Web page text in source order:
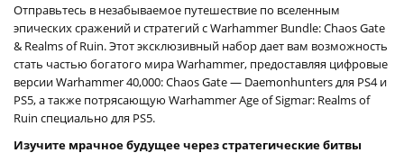
Отправьтесь в незабываемое путешествие по вселенным
эпических сражений и стратегий с Warhammer Bundle: Chaos Gate
& Realms of Ruin. Этот эксклюзивный набор дает вам возможность
стать частью богатого мира Warhammer, предоставляя цифровые
версии Warhammer 40,000: Chaos Gate — Daemonhunters для PS4 и
PS5, а также потрясающую Warhammer Age of Sigmar: Realms of
Ruin специально для PS5.
Изучите мрачное будущее через стратегические битвы